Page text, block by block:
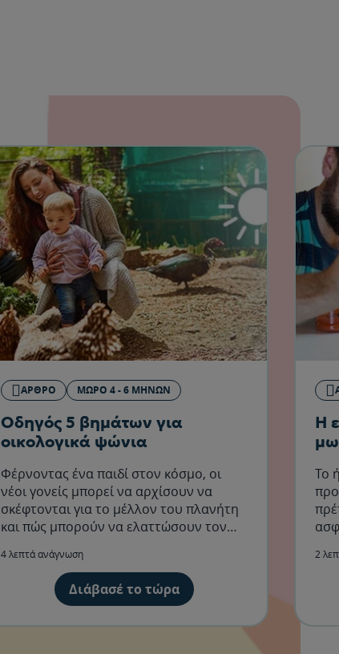
ΆΡΘΡΟ ΜΩΡΌ 4 - 6 ΜΗΝΏΝ
Οδηγός 5 βημάτων για
οικολογικά ψώνια
Φέρνοντας ένα παιδί στον κόσμο, οι
νέοι γονείς μπορεί να αρχίσουν να
σκέφτονται για το μέλλον του πλανήτη
και πώς μπορούν να ελαττώσουν τον
επόμενες γενιές.
4 λεπτά ανάγνωση
Διάβασέ το τώρα
Η
Το
2